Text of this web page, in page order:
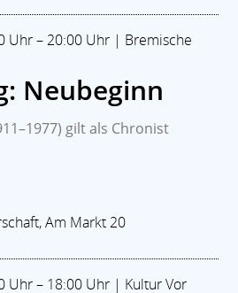
Uhr – 20:00 Uhr | Bremische
Neubeginn
gilt als Chronist
Am Markt 20
Uhr – 18:00 Uhr | Kultur Vor